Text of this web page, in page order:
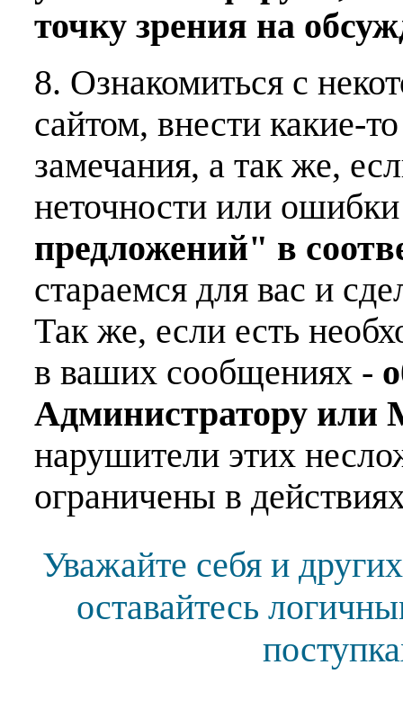
точку зрения на
8. Ознакомиться с
сайтом, внести какие-
замечания, а так же,
неточности или
предложений" в
стараемся для вас и
Так же, если есть
в ваших сообщениях -
Администратору или
нарушители этих
ограничены в
Уважайте себя и
оставайтесь